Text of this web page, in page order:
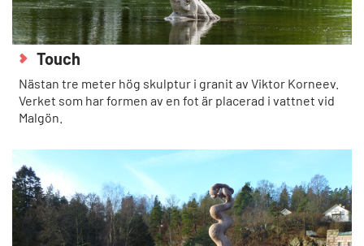
Touch
Nästan tre meter hög skulptur i granit av Viktor Korneev.
Verket som har formen av en fot är placerad i vattnet vid
Malgön.